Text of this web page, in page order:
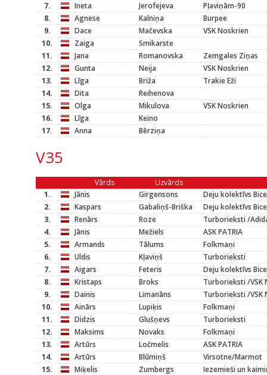
7.
Ineta Jerofejeva
Pļaviņām-90
8.
Agnese Kalniņa
Burpee
9.
Dace Mačevska
VSK Noskrien
10.
Zaiga
Smikarste
11.
Jana Romanovska
Zemgales Ziņas
12.
Gunta Neija
VSK Noskrien
13.
Līga Briža
Trakie Eži
14.
Dita
Reihenova
15.
Olga Mikulova
VSK Noskrien
16.
Līga
Keino
17.
Anna Bērziņa
V35
Vārds
Uzvārds
1.
Jānis Girgensons
Deju kolektīvs
2.
Kaspars Gabaliņš-Briška
Deju kolektīvs
3.
Renārs Roze
Turborieksti /
4.
Jānis Mežiels
ASK PATRIA
5.
Armands Tālums
Folkmaņi
6.
Uldis Kļaviņš
Turborieksti
7.
Aigars Feteris
Deju kolektīvs
8.
Kristaps Broks
Turborieksti /VSK
9.
Dainis Limanāns
Turborieksti /VSK
10.
Ainārs Lupiķis
Folkmaņi
11.
Didzis Glušņevs
Turborieksti
12.
Maksims Novaks
Folkmaņi
13.
Artūrs Ločmelis
ASK PATRIA
14.
Artūrs Blūmiņš
Virsotne/Marmot
15.
Miķelis Zumbergs
Iezemieši un